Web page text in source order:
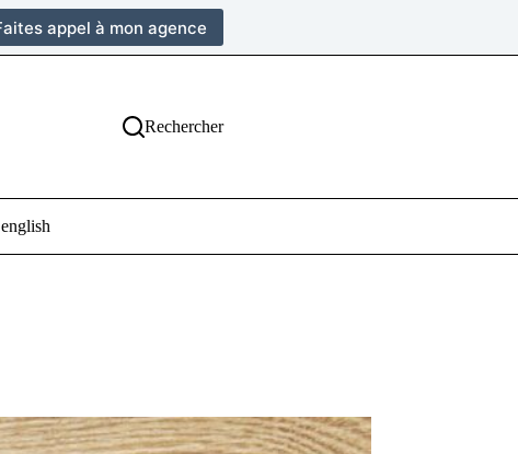
appel à mon agence
Rechercher